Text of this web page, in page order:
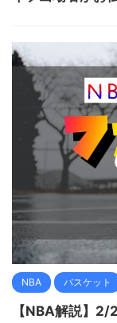
NBA バスケット
【NBA解説】